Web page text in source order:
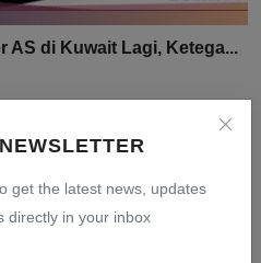
get the latest news, updates
directly in your inbox
AS di Kuwait Lagi, Ketega...